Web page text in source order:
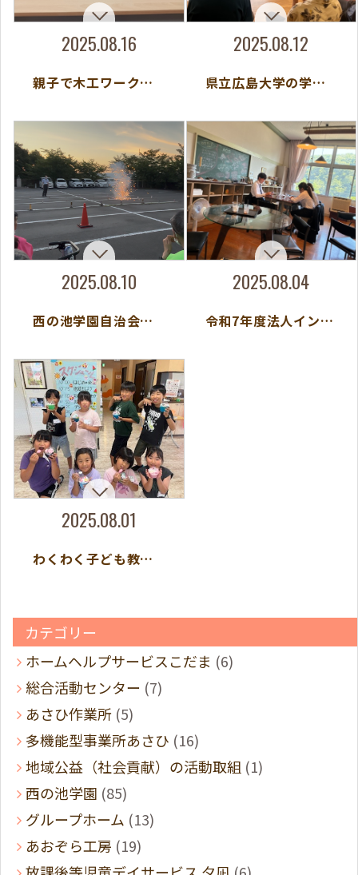
2025.08.16
親子で木工ワークショップ（ひろば♪）
2025.08.12
県立広島大学の学生さんとの交流会を開催しました！
2025.08.10
西の池学園自治会 納涼花火大会
2025.08.04
令和7年度法人インターンシップ
2025.08.01
わくわく子ども教室を開催しました！
カテゴリー
ホームヘルプサービスこだま (6)
総合活動センター (7)
あさひ作業所 (5)
多機能型事業所あさひ (16)
地域公益（社会貢献）の活動取組 (1)
西の池学園 (85)
グループホーム (13)
あおぞら工房 (19)